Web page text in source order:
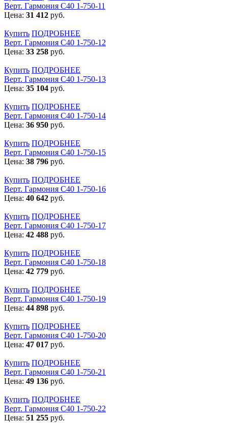
Верт. Гармония С40 1-750-11
Цена: 31 412 руб.
Купить ПОДРОБНЕЕ
Верт. Гармония С40 1-750-12
Цена: 33 258 руб.
Купить ПОДРОБНЕЕ
Верт. Гармония С40 1-750-13
Цена: 35 104 руб.
Купить ПОДРОБНЕЕ
Верт. Гармония С40 1-750-14
Цена: 36 950 руб.
Купить ПОДРОБНЕЕ
Верт. Гармония С40 1-750-15
Цена: 38 796 руб.
Купить ПОДРОБНЕЕ
Верт. Гармония С40 1-750-16
Цена: 40 642 руб.
Купить ПОДРОБНЕЕ
Верт. Гармония С40 1-750-17
Цена: 42 488 руб.
Купить ПОДРОБНЕЕ
Верт. Гармония С40 1-750-18
Цена: 42 779 руб.
Купить ПОДРОБНЕЕ
Верт. Гармония С40 1-750-19
Цена: 44 898 руб.
Купить ПОДРОБНЕЕ
Верт. Гармония С40 1-750-20
Цена: 47 017 руб.
Купить ПОДРОБНЕЕ
Верт. Гармония С40 1-750-21
Цена: 49 136 руб.
Купить ПОДРОБНЕЕ
Верт. Гармония С40 1-750-22
Цена: 51 255 руб.